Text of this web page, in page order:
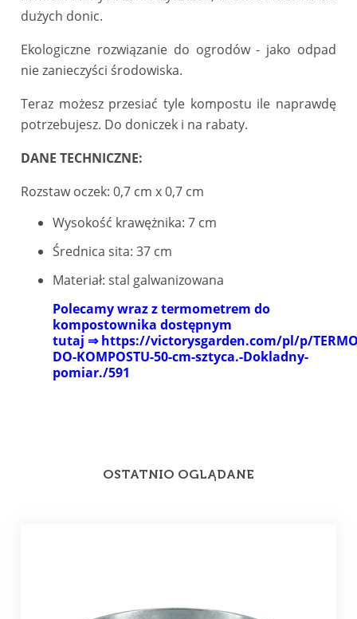
dużych donic.
Ekologiczne rozwiązanie do ogrodów - jako odpad
nie zanieczyści środowiska.
Teraz możesz przesiać tyle kompostu ile naprawdę
potrzebujesz. Do doniczek i na rabaty.
DANE TECHNICZNE:
Rozstaw oczek: 0,7 cm x 0,7 cm
Wysokość krawężnika: 7 cm
Średnica sita: 37 cm
Materiał: stal galwanizowana
Polecamy wraz z termometrem do
kompostownika dostępnym
tutaj ⇒https://victorysgarden.com/pl/p/
DO-KOMPOSTU-50-cm-sztyca.-Dokladny-
pomiar./591
OSTATNIO OGLĄDANE